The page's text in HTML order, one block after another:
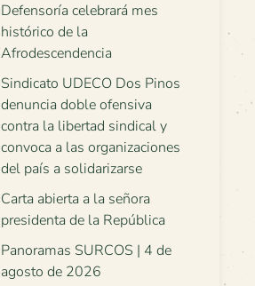
Defensoría celebrará mes
histórico de la
Afrodescendencia
Sindicato UDECO Dos Pinos
denuncia doble ofensiva
contra la libertad sindical y
convoca a las organizaciones
del país a solidarizarse
Carta abierta a la señora
presidenta de la República
Panoramas SURCOS | 4 de
agosto de 2026